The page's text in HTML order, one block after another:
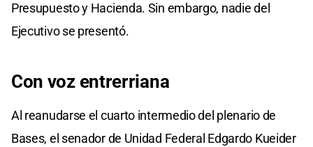
Presupuesto y Hacienda. Sin embargo, nadie del
Ejecutivo se presentó.
Con voz entrerriana
Al reanudarse el cuarto intermedio del plenario de
Bases, el senador de Unidad Federal Edgardo Kueider